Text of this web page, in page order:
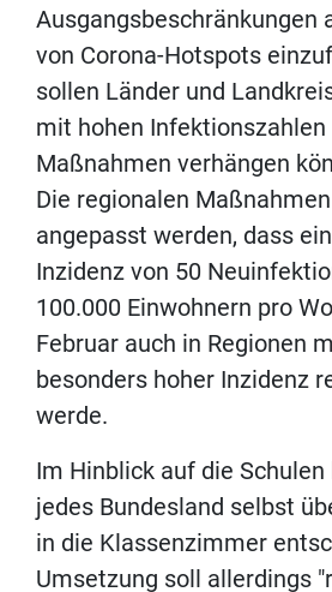
Ausgangsbeschränkungen
von Corona-Hotspots
sollen Länder und
mit hohen
Maßnahmen verhängen
Die regionalen
angepasst werden, dass
Inzidenz von 50
100.000 Einwohnern pro
Februar auch in Regionen
besonders hoher Inzidenz
werde.
Im Hinblick auf die
jedes Bundesland selbst
in die Klassenzimmer
Umsetzung soll allerdings